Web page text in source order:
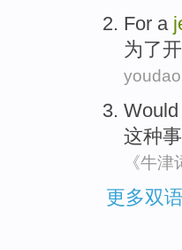
For a
为了
youdao
Would
这种事
《牛津
更多双